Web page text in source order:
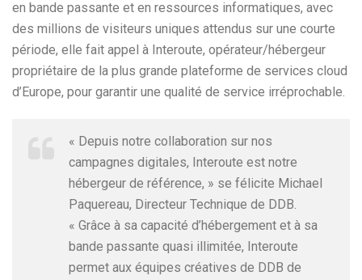
en bande passante et en ressources informatiques, avec
des millions de visiteurs uniques attendus sur une courte
période, elle fait appel à Interoute, opérateur/hébergeur
propriétaire de la plus grande plateforme de services cloud
d’Europe, pour garantir une qualité de service irréprochable.
« Depuis notre collaboration sur nos
campagnes digitales, Interoute est notre
hébergeur de référence, » se félicite Michael
Paquereau, Directeur Technique de DDB.
« Grâce à sa capacité d’hébergement et à sa
bande passante quasi illimitée, Interoute
permet aux équipes créatives de DDB de